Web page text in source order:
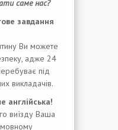
саме нас?
завдання
Ви можете
адже 24
під
викладачів.
англійська!
виїзду Ваша